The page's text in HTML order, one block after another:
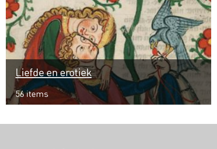
Liefde en erotiek
56 items